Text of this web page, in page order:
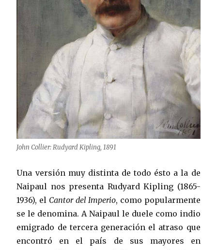
John Collier: Rudyard Kipling, 1891
Una versión muy distinta de todo ésto a la de
Naipaul nos presenta Rudyard Kipling (1865-
1936), el Cantor del Imperio, como popularmente
se le denomina. A Naipaul le duele como indio
emigrado de tercera generación el atraso que
encontró en el país de sus mayores en